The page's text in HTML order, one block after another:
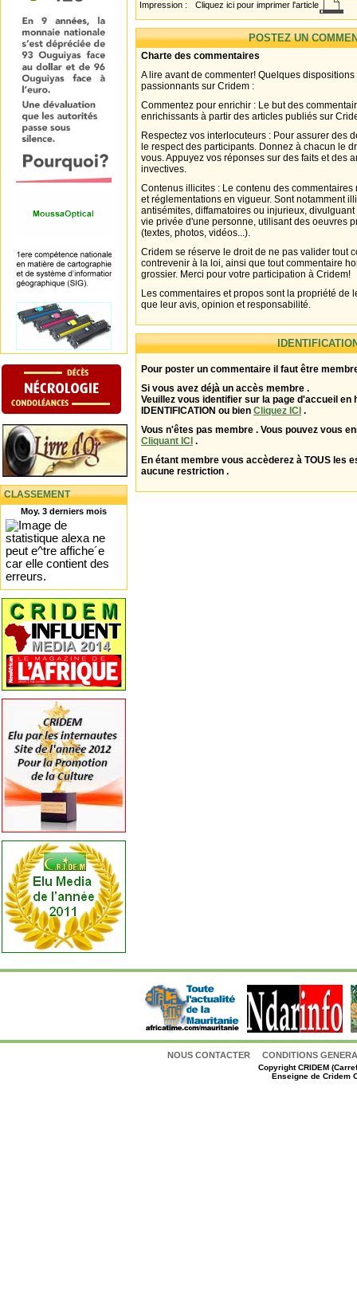
CLASSEMENT
Moy. 3 derniers mois
Impression : Cliquez ici pour imprimer l'article
POSTEZ UN
Charte des commentaires
A lire avant de commenter! Quelques
passionnants sur Cridem :
Commentez pour enrichir : Le but des
enrichissants à partir des articles publiés sur
Respectez vos interlocuteurs : Pour assurer des
le respect des participants. Donnez à chacun le
vous. Appuyez vos réponses sur des faits et des
invectives.
Contenus illicites : Le contenu des
et réglementations en vigueur. Sont notamment
antisémites, diffamatoires ou injurieux,
vie privée d'une personne, utilisant des oeuvres
(textes, photos, vidéos...).
Cridem se réserve le droit de ne pas valider tout
contrevenir à la loi, ainsi que tout commentaire
grossier. Merci pour votre participation à Cridem!
Les commentaires et propos sont la propriété de
que leur avis, opinion et responsabilité.
Pour poster un commentaire il faut être
Si vous avez déjà un accès membre .
Veuillez vous identifier sur la page d'accueil en
IDENTIFICATION ou bien Cliquez ICI .
Vous n'êtes pas membre . Vous pouvez vous
Cliquant ICI .
En étant membre vous accèderez à TOUS les
aucune restriction .
NOUS CONTACTER CONDITIONS
CopyrightCRIDEM
Enseigne de Cridem